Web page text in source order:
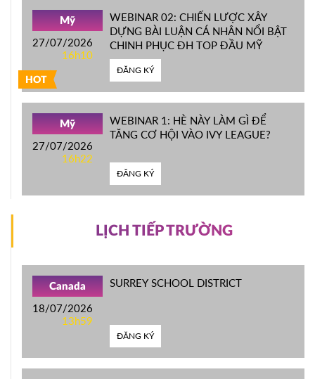
HOT
Mỹ
27/07/2026
16h10
WEBINAR 02: CHIẾN LƯỢC XÂY
DỰNG BÀI LUẬN CÁ NHÂN NỔI BẬT
CHINH PHỤC ĐH TOP ĐẦU MỸ
ĐĂNG KÝ
Mỹ
27/07/2026
16h22
WEBINAR 1: HÈ NÀY LÀM GÌ ĐỂ
TĂNG CƠ HỘI VÀO IVY LEAGUE?
ĐĂNG KÝ
LỊCH TIẾP TRƯỜNG
Canada
18/07/2026
13h59
SURREY SCHOOL DISTRICT
ĐĂNG KÝ